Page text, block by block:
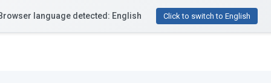
Funcionalitats Recursos Preus
language detected: English Click to switch to English